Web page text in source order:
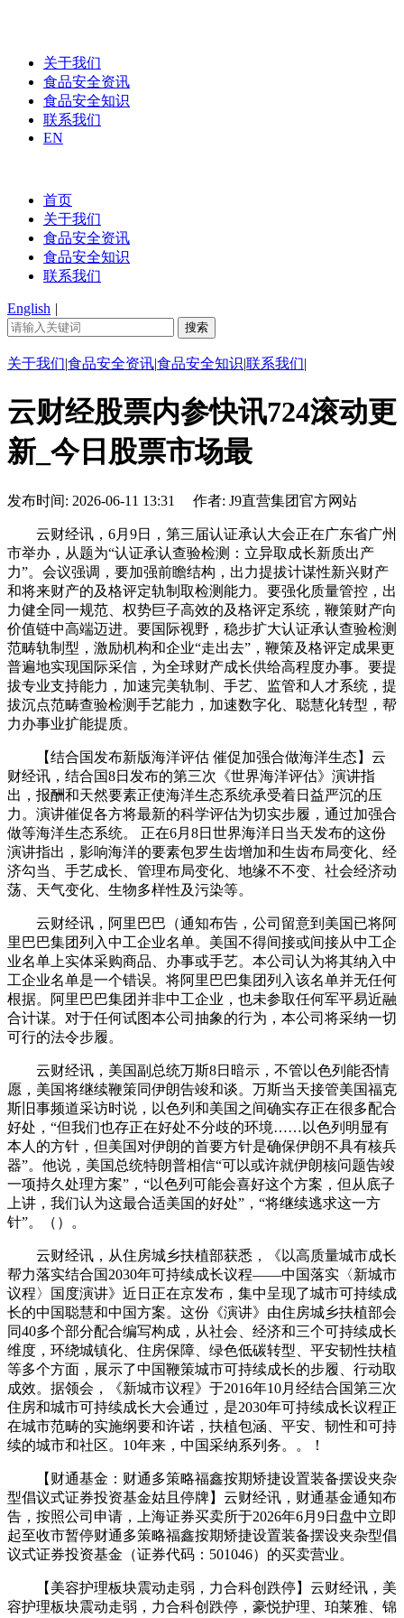
关于我们
食品安全资讯
食品安全知识
联系我们
EN
首页
关于我们
食品安全资讯
食品安全知识
联系我们
English |
关于我们|食品安全资讯|食品安全知识|联系我们|
云财经股票内参快讯724滚动更
新_今日股票市场最
发布时间: 2026-06-11 13:31 作者: J9直营集团官方网站
云财经讯，6月9日，第三届认证承认大会正在广东省广州
市举办，从题为“认证承认查验检测：立异取成长新质出产
力”。会议强调，要加强前瞻结构，出力提拔计谋性新兴财产
和将来财产的及格评定轨制取检测能力。要强化质量管控，出
力健全同一规范、权势巨子高效的及格评定系统，鞭策财产向
价值链中高端迈进。要国际视野，稳步扩大认证承认查验检测
范畴轨制型，激励机构和企业“走出去”，鞭策及格评定成果更
普遍地实现国际采信，为全球财产成长供给高程度办事。要提
拔专业支持能力，加速完美轨制、手艺、监管和人才系统，提
拔沉点范畴查验检测手艺能力，加速数字化、聪慧化转型，帮
力办事业扩能提质。
【结合国发布新版海洋评估 催促加强合做海洋生态】云
财经讯，结合国8日发布的第三次《世界海洋评估》演讲指
出，报酬和天然要素正使海洋生态系统承受着日益严沉的压
力。演讲催促各方将最新的科学评估为切实步履，通过加强合
做等海洋生态系统。 正在6月8日世界海洋日当天发布的这份
演讲指出，影响海洋的要素包罗生齿增加和生齿布局变化、经
济勾当、手艺成长、管理布局变化、地缘不不变、社会经济动
荡、天气变化、生物多样性及污染等。
云财经讯，阿里巴巴（通知布告，公司留意到美国已将阿
里巴巴集团列入中工企业名单。美国不得间接或间接从中工企
业名单上实体采购商品、办事或手艺。本公司认为将其纳入中
工企业名单是一个错误。将阿里巴巴集团列入该名单并无任何
根据。阿里巴巴集团并非中工企业，也未参取任何军平易近融
合计谋。对于任何试图本公司抽象的行为，本公司将采纳一切
可行的法令步履。
云财经讯，美国副总统万斯8日暗示，不管以色列能否情
愿，美国将继续鞭策同伊朗告竣和谈。万斯当天接管美国福克
斯旧事频道采访时说，以色列和美国之间确实存正在很多配合
好处，“但我们也存正在好处不分歧的环境……以色列明显有
本人的方针，但美国对伊朗的首要方针是确保伊朗不具有核兵
器”。他说，美国总统特朗普相信“可以或许就伊朗核问题告竣
一项持久处理方案”，“以色列可能会喜好这个方案，但从底子
上讲，我们认为这最合适美国的好处”，“将继续逃求这一方
针”。（）。
云财经讯，从住房城乡扶植部获悉，《以高质量城市成长
帮力落实结合国2030年可持续成长议程——中国落实〈新城市
议程〉国度演讲》近日正在京发布，集中呈现了城市可持续成
长的中国聪慧和中国方案。这份《演讲》由住房城乡扶植部会
同40多个部分配合编写构成，从社会、经济和三个可持续成长
维度，环绕城镇化、住房保障、绿色低碳转型、平安韧性扶植
等多个方面，展示了中国鞭策城市可持续成长的步履、行动取
成效。据领会，《新城市议程》于2016年10月经结合国第三次
住房和城市可持续成长大会通过，是2030年可持续成长议程正
在城市范畴的实施纲要和许诺，扶植包涵、平安、韧性和可持
续的城市和社区。10年来，中国采纳系列务。。！
【财通基金：财通多策略福鑫按期矫捷设置装备摆设夹杂
型倡议式证券投资基金姑且停牌】云财经讯，财通基金通知布
告，按照公司申请，上海证券买卖所于2026年6月9日盘中立即
起至收市暂停财通多策略福鑫按期矫捷设置装备摆设夹杂型倡
议式证券投资基金（证券代码：501046）的买卖营业。
【美容护理板块震动走弱，力合科创跌停】云财经讯，美
容护理板块震动走弱，力合科创跌停，豪悦护理、珀莱雅、锦